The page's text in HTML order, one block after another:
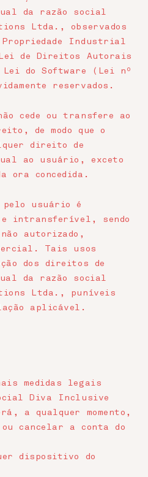
da razão social
Ltda., observados
Industrial
de Direitos Autorais
do Software (Lei nº
reservados.
cede ou transfere ao
de modo que o
direito de
ao usuário, exceto
ora concedida.
pelo usuário é
intransferível, sendo
autorizado,
Tais usos
dos direitos de
da razão social
Ltda., puníveis
aplicável.
medidas legais
Diva Inclusive
a qualquer momento,
cancelar a conta do
dispositivo do